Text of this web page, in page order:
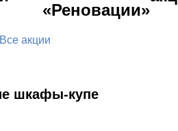
«Реновации»
Все акции
шкафы-купе